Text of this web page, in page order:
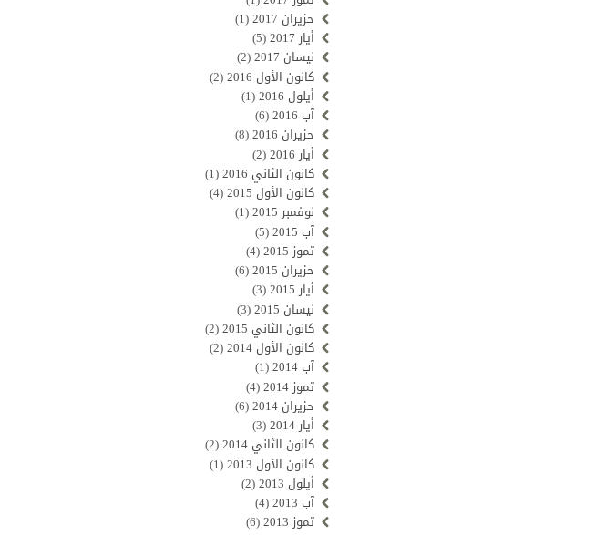
حزيران 2017
(1)
أيار 2017
(5)
نيسان 2017
(2)
كانون الأول 2016
(2)
أيلول 2016
(1)
آب 2016
(6)
حزيران 2016
(8)
أيار 2016
(2)
كانون الثاني 2016
(1)
كانون الأول 2015
(4)
نوفمبر 2015
(1)
آب 2015
(5)
تموز 2015
(4)
حزيران 2015
(6)
أيار 2015
(3)
نيسان 2015
(3)
كانون الثاني 2015
(2)
كانون الأول 2014
(2)
آب 2014
(1)
تموز 2014
(4)
حزيران 2014
(6)
أيار 2014
(3)
كانون الثاني 2014
(2)
كانون الأول 2013
(1)
أيلول 2013
(2)
آب 2013
(4)
تموز 2013
(6)